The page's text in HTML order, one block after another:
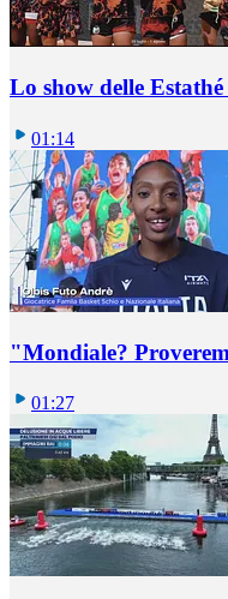
Lo show delle
01:14
"Mondiale?
01:27